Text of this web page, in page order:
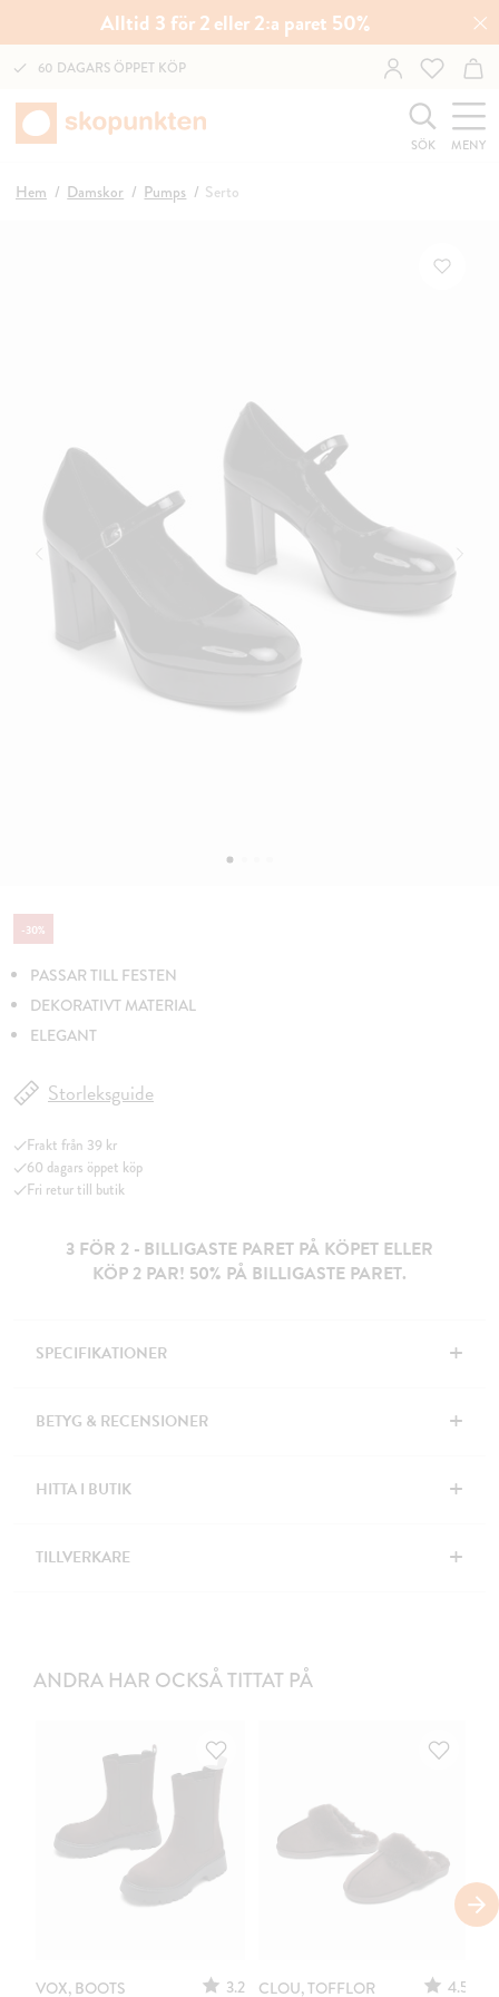
Alltid 3 för 2 eller 2:a paret 50%
60 DAGARS ÖPPET KÖP
SÖK MENY
Hem Damskor Pumps Serto
-30%
PASSAR TILL FESTEN
DEKORATIVT MATERIAL
ELEGANT
Storleksguide
Frakt från 39 kr
60 dagars öppet köp
Fri retur till butik
3 FÖR 2 - BILLIGASTE PARET PÅ KÖPET ELLER
KÖP 2 PAR! 50% PÅ BILLIGASTE PARET.
SPECIFIKATIONER +
BETYG & RECENSIONER +
HITTA I BUTIK +
TILLVERKARE +
ANDRA HAR OCKSÅ TITTAT PÅ
VOX, BOOTS 3.2 CLOU, TOFFLOR 4.5